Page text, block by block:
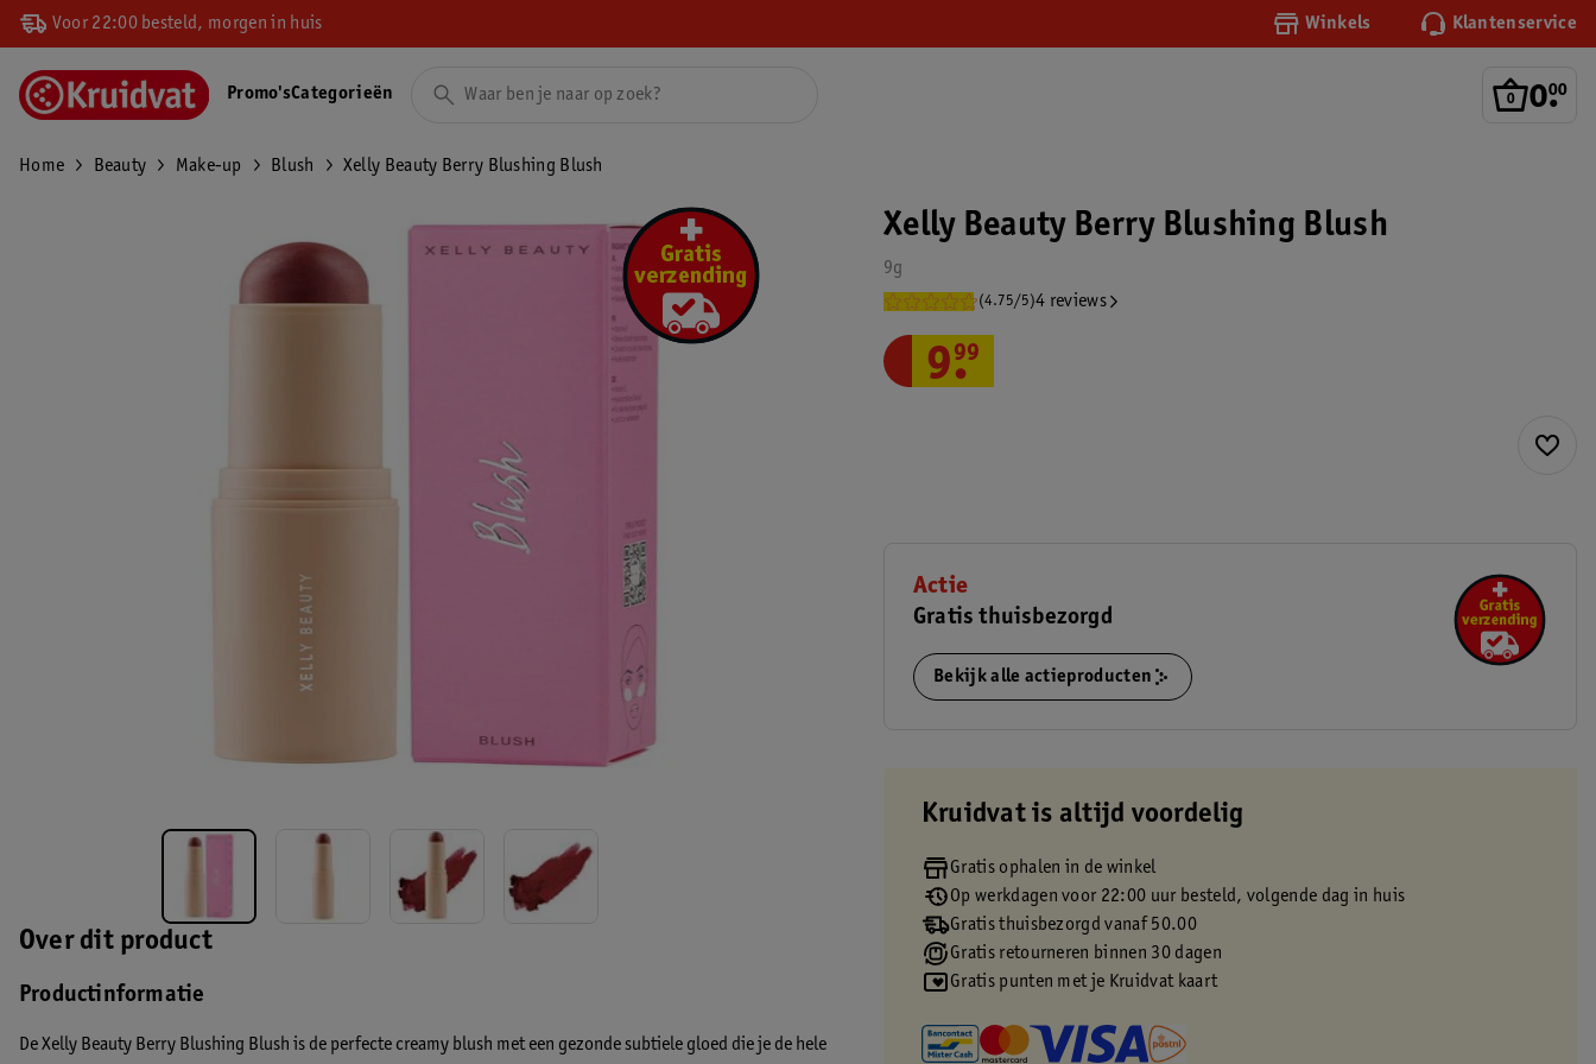
Voor 22:00 besteld, morgen in huis Winkels Klantenservice
0.
00
Promo'sCategorieën
Home Beauty Make-up Blush Xelly Beauty Berry Blushing Blush
Over dit product
Productinformatie
De Xelly Beauty Berry Blushing Blush is de perfecte creamy blush met een gezonde subtiele gloed die je de hele
Xelly Beauty Berry Blushing Blush
9g
(4.75/5)4 reviews
9.
99
Actie
Gratis thuisbezorgd
Bekijk alle actieproducten
Kruidvat is altijd voordelig
Gratis ophalen in de winkel
Op werkdagen voor 22:00 uur besteld, volgende dag in huis
Gratis thuisbezorgd vanaf 50.00
Gratis retourneren binnen 30 dagen
Gratis punten met je Kruidvat kaart